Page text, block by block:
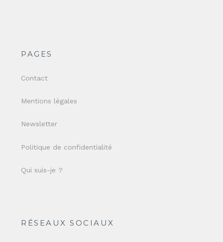
PAGES
Contact
Mentions légales
Newsletter
Politique de confidentialité
Qui suis-je ?
RÉSEAUX SOCIAUX